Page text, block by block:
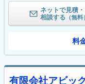
ネットで見積・
相談する （無料）
料
有限会社アビッ